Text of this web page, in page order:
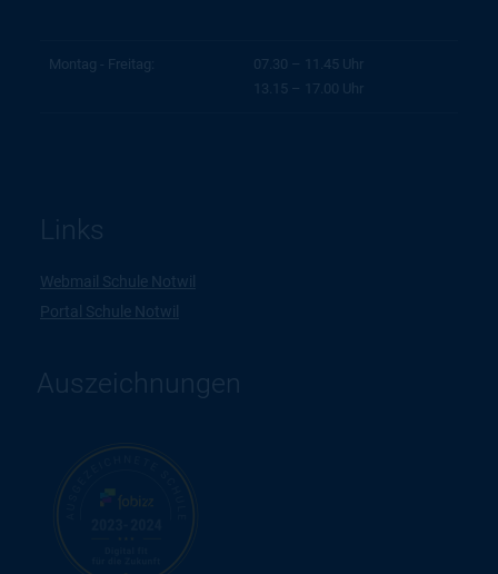
Montag - Freitag:
07.30 – 11.45 Uhr
13.15 – 17.00 Uhr
Links
Webmail Schule Notwil
Portal Schule Notwil
Auszeichnungen